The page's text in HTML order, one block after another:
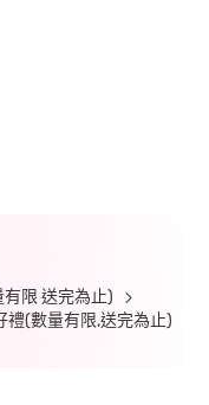
限 送完為止)
(數量有限,送完為止)